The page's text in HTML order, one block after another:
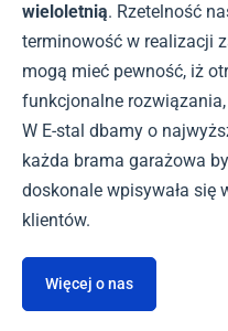
wieloletnią. Rzetelność
terminowość w realizacji
mogą mieć pewność, iż
funkcjonalne
W E-stal dbamy o
każda brama garażowa
doskonale wpisywała się
klientów.
Więcej o nas